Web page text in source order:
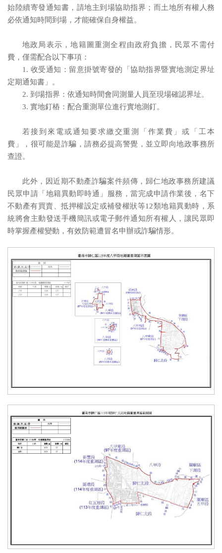
始陸續寄發通知書，請地主到場協助指界；而土地所有權人務
必依通知時間到場，才能確保自身權益。
地政局表示，地籍圖重測全程由政府負擔，民眾不需付
費，僅需配合以下事項：
1. 收受通知：留意掛號寄發的「協助指界暨實地測定界址
定期通知書」。
2. 到場指界：依通知時間會同測量人員至現場確認界址。
3. 實地釘樁：配合重測單位進行實地測釘。
若接到來電或通知要求繳交重測「作業費」或「工本
費」，很可能是詐騙，請務必提高警覺，並立即向地政事務所
查證。
此外，因近期不動產詐騙案件頻傳，歸仁地政事務所建議
民眾申請「地籍異動即時通」服務，當完成申請作業後，名下
不動產有買賣、抵押權設定或補發權狀等12類地籍異動時，系
統將會主動發送手機簡訊或電子郵件通知所有權人，讓民眾即
時掌握產權變動，有效防範遭冒名申辦或詐騙情形。